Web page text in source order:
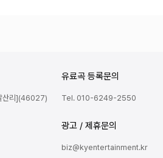
산리](46027)
유료곡 등록문의
Tel. 010-6249-2550
광고 / 제휴문의
biz@kyentertainment.kr